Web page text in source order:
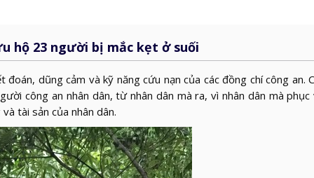
hộ 23 người bị mắc kẹt ở suối
dũng cảm và kỹ năng cứu nạn của các đồng chí công an.
công an nhân dân, từ nhân dân mà ra, vì nhân dân mà phục
tài sản của nhân dân.